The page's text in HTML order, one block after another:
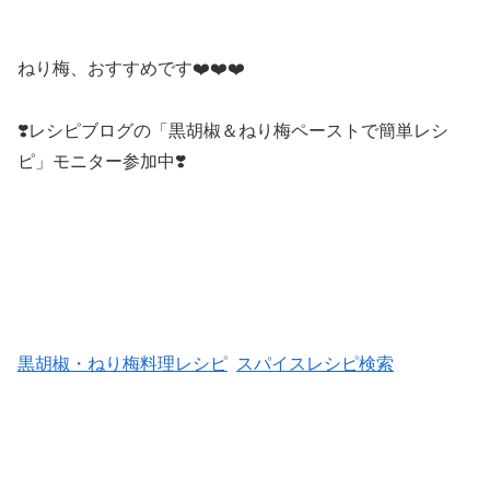
ねり梅、おすすめです❤️❤️❤️
❣️レシピブログの「黒胡椒＆ねり梅ペーストで簡単レシ
ピ」モニター参加中❣️
黒胡椒・ねり梅料理レシピ スパイスレシピ検索